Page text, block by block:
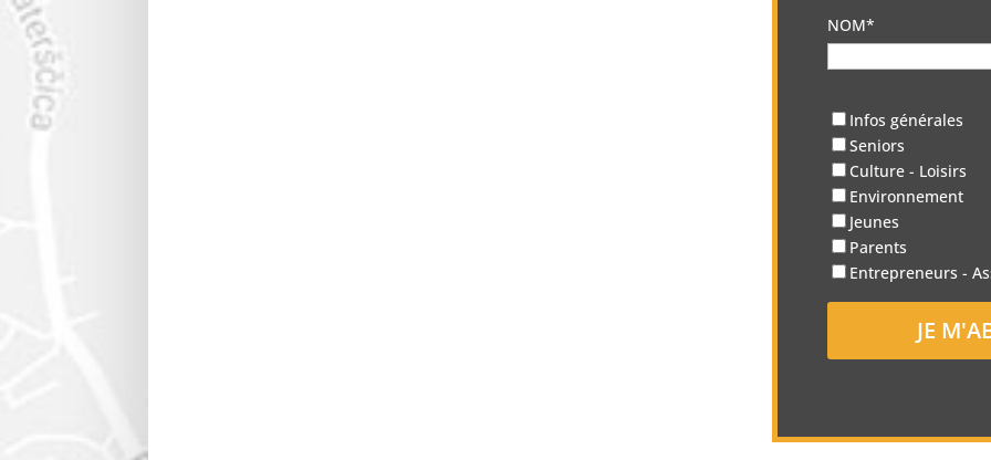
NOM*
Infos générales
Seniors
Culture - Loisirs
Environnement
Jeunes
Parents
Entrepreneurs -